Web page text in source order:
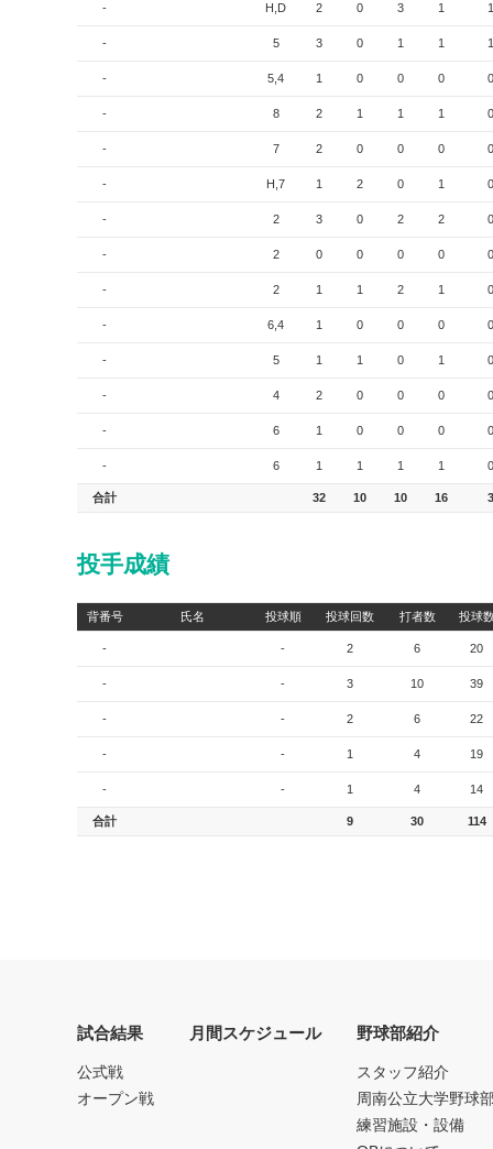
- H,D 2 0 3 1 1
- 5 3 0 1 1 1
- 5,4 1 0 0 0 0
- 8 2 1 1 1 0
- 7 2 0 0 0 0
- H,7 1 2 0 1 0
- 2 3 0 2 2 0
- 2 0 0 0 0 0
- 2 1 1 2 1 0
- 6,4 1 0 0 0 0
- 5 1 1 0 1 0
- 4 2 0 0 0 0
- 6 1 0 0 0 0
- 6 1 1 1 1 0
合計 32 10 10 16 3
投手成績
背番号 氏名 投球順 投球回数 打者数 投球
- - 2 6 20
- - 3 10 39
- - 2 6 22
- - 1 4 19
- - 1 4 14
合計 9 30 114
試合結果
公式戦
オープン戦
月間スケジュール 野球部紹介
スタッフ紹介
周南公立大学野球
練習施設・設備